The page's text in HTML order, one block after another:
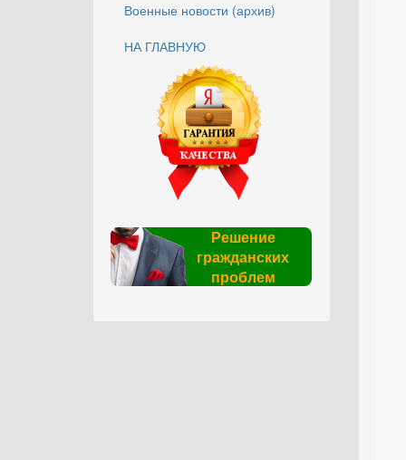
Военные новости (архив)
НА ГЛАВНУЮ
Решение
гражданских
проблем